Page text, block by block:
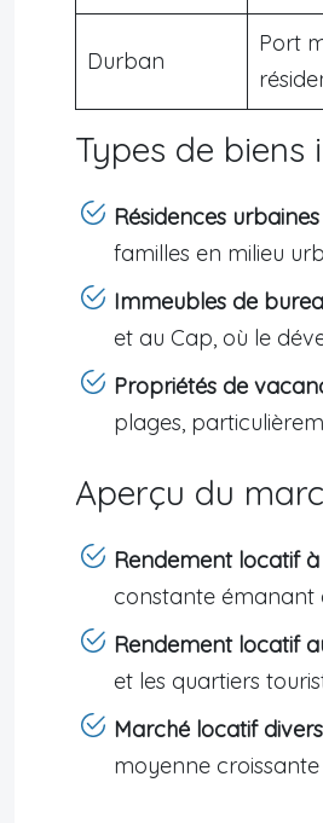
Durban
Port
Types de biens
Résidences urbaines
familles en milieu
Immeubles de
et au Cap, où le
Propriétés de
plages,
Aperçu du
Rendement locatif
constante émanant
Rendement locatif
et les quartiers
Marché locatif
moyenne